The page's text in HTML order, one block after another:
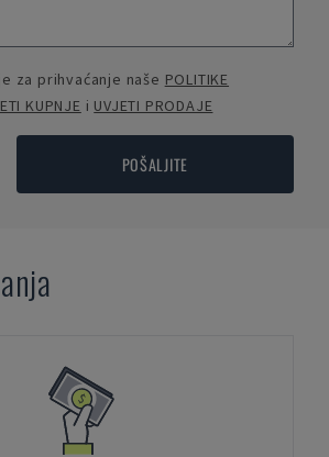
za prihvaćanje naše POLITIKE
KUPNJE i UVJETI PRODAJE
POŠALJITE